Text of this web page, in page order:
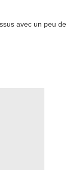
avec un peu de